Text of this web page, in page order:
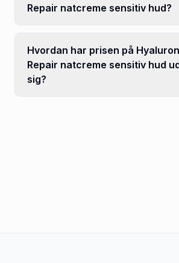
Repair natcreme sensitiv hud?
Hvordan har prisen på
Repair natcreme sensitiv hud
sig?